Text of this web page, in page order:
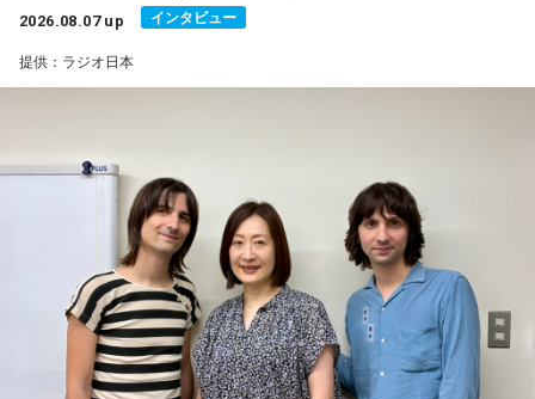
2026.08.07 up インタビュー
提供：ラジオ日本